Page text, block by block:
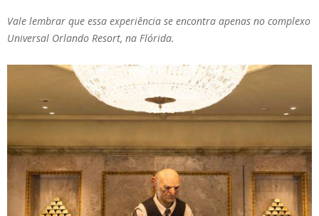
Vale lembrar que essa experiência se encontra apenas no complexo
Universal Orlando Resort, na Flórida.